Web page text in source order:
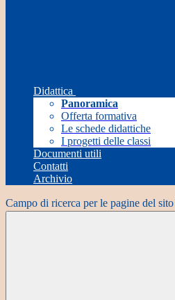
Didattica
Panoramica
Offerta formativa
Le schede didattiche
I progetti delle classi
Documenti utili
Contatti
Archivio
Campo di ricerca per le pagine del sito